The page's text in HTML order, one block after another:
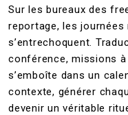
Sur les bureaux des
reportage, les
s’entrechoquent.
conférence, missions
s’emboîte dans un
contexte, générer
devenir un véritable